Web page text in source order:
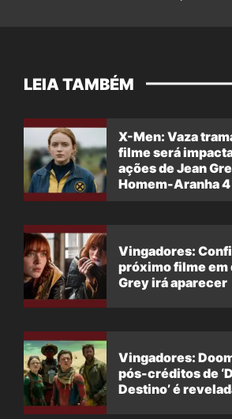
LEIA TAMBÉM
X-Men: Vaza
filme será
ações de Jean
Homem-Aranha 4
Vingadores:
próximo filme em
Grey irá aparecer
Vingadores:
pós-créditos de
Destino’ é